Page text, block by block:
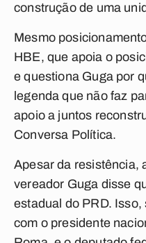
construção de uma
Mesmo
HBE, que apoia o
e questiona Guga por
legenda que não faz
apoio a juntos
Conversa Política.
Apesar da resistência,
vereador Guga disse
estadual do PRD.
com o presidente